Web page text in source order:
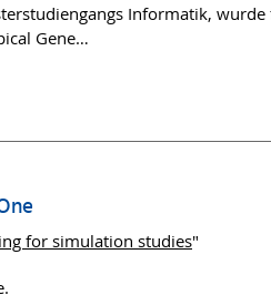
Informatik,
Gene…
for simulation studies"